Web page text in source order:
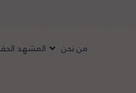
من نحن المشهد